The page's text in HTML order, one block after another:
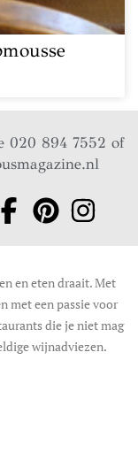
020 894 7552 of
en eten draait. Met
met een passie voor
die je niet mag
wijnadviezen.